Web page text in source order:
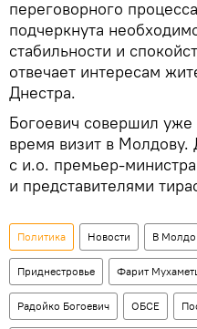
переговорного
подчеркнута
стабильности и
отвечает интересам
Днестра.
Богоевич совершил уже
время визит в Молдову.
с и.о. премьер-
и представителями
Политика Новости В
Приднестровье Фарит
Радойко Богоевич ОБСЕ